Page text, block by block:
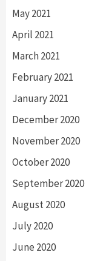
May 2021
April 2021
March 2021
February 2021
January 2021
December 2020
November 2020
October 2020
September 2020
August 2020
July 2020
June 2020